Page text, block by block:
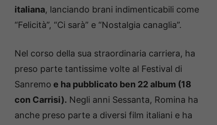
italiana, lanciando brani indimenticabili come
“Felicità”, “Ci sarà” e “Nostalgia canaglia”.
Nel corso della sua straordinaria carriera, ha
preso parte tantissime volte al Festival di
Sanremo e ha pubblicato ben 22 album (18
con Carrisi). Negli anni Sessanta, Romina ha
anche preso parte a diversi film italiani e ha